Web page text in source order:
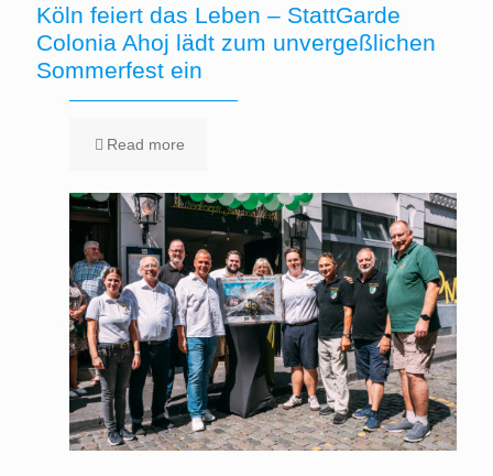
Köln feiert das Leben – StattGarde
Colonia Ahoj lädt zum unvergeßlichen
Sommerfest ein
Read more